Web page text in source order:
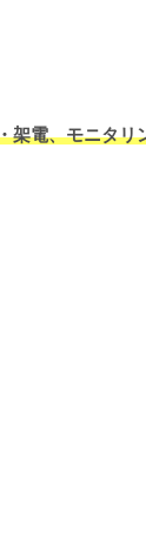
架電、モニタ